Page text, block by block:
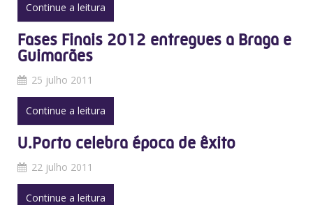
Continue a leitura
Fases Finais 2012 entregues a Braga e
Guimarães
25 julho 2011
Continue a leitura
U.Porto celebra época de êxito
22 julho 2011
Continue a leitura